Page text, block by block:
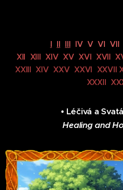
I II III IV V VI VII
XII XIII XIV XV XVI XVII
XXIII XIV XXV XXVI XXVII
XXXII
• Léčivá a
Healing and